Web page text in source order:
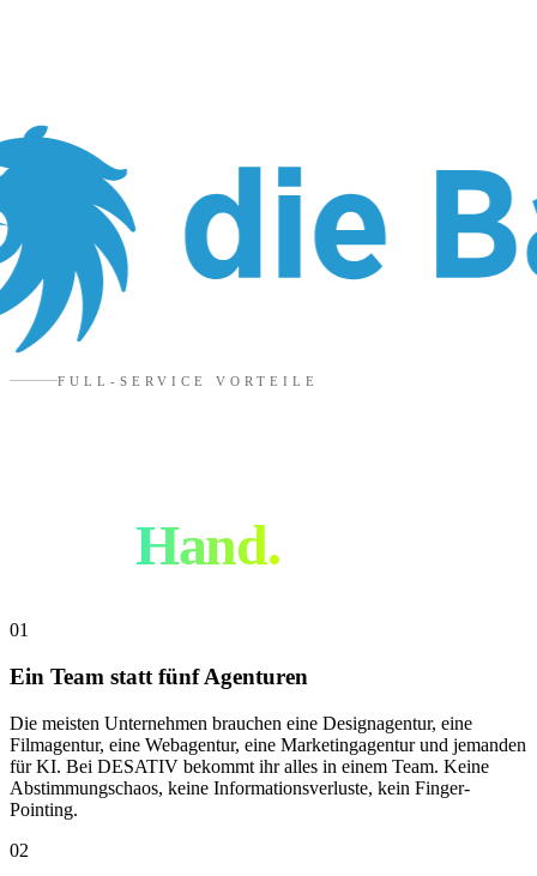
FULL-SERVICE VORTEILE
einerHand.
01
Ein Team statt fünf Agenturen
Die meisten Unternehmen brauchen eine Designagentur, eine
Filmagentur, eine Webagentur, eine Marketingagentur und jemanden
für KI. Bei DESATIV bekommt ihr alles in einem Team. Keine
Abstimmungschaos, keine Informationsverluste, kein Finger-
Pointing.
02